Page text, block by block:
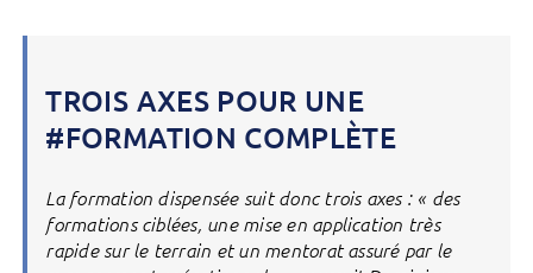
TROIS AXES POUR UNE
#FORMATION COMPLÈTE
La formation dispensée suit donc trois axes : « des
formations ciblées, une mise en application très
rapide sur le terrain et un mentorat assuré par le